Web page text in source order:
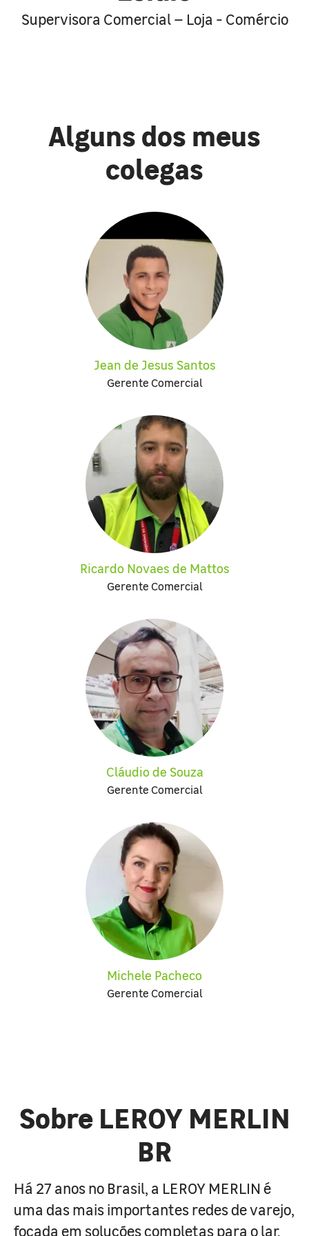
Supervisora Comercial – Loja - Comércio
Alguns dos meus
colegas
Jean de Jesus Santos
Gerente Comercial
Ricardo Novaes de Mattos
Gerente Comercial
Cláudio de Souza
Gerente Comercial
Michele Pacheco
Gerente Comercial
Sobre LEROY MERLIN
BR
Há 27 anos no Brasil, a LEROY MERLIN é
uma das mais importantes redes de varejo,
focada em soluções completas para o lar.